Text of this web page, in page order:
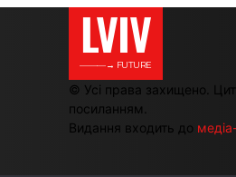
LVIV
———→ FUTURE
© Усі права захищено.
посиланням.
Видання входить до